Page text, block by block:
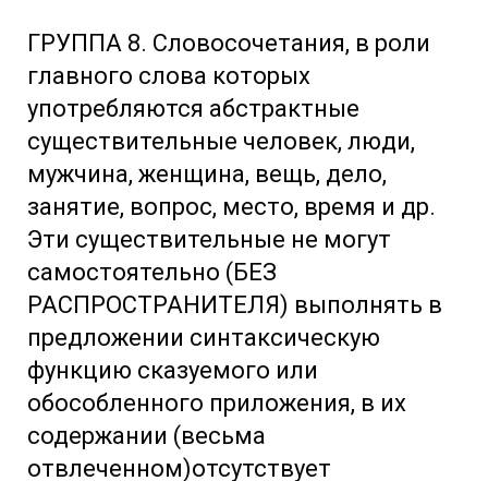
ГРУППА 8. Словосочетания, в роли
главного слова которых
употребляются абстрактные
существительные человек, люди,
мужчина, женщина, вещь, дело,
занятие, вопрос, место, время и др.
Эти существительные не могут
самостоятельно (БЕЗ
РАСПРОСТРАНИТЕЛЯ) выполнять в
предложении синтаксическую
функцию сказуемого или
обособленного приложения, в их
содержании (весьма
отвлеченном)отсутствует